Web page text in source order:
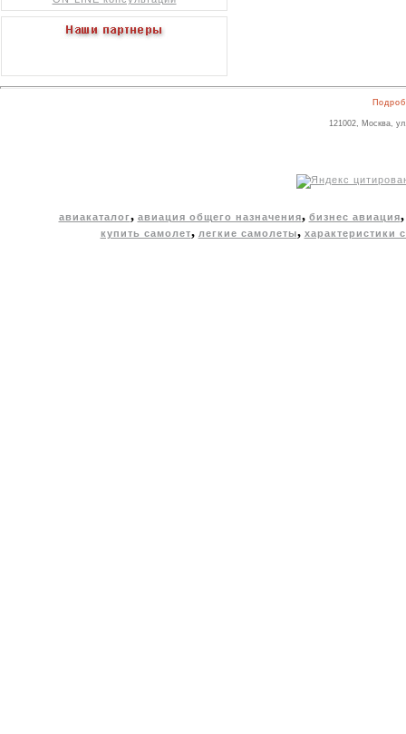
121002, Москва,
авиакаталог, авиация общего назначения, бизнес авиация
купить самолет, легкие самолеты, характеристики